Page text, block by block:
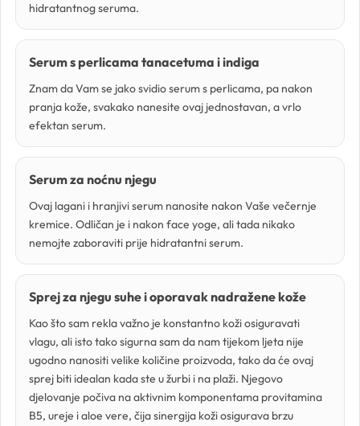
hidratantnog seruma.
Serum s perlicama tanacetuma i indiga
Znam da Vam se jako svidio serum s perlicama, pa nakon
pranja kože, svakako nanesite ovaj jednostavan, a vrlo
efektan serum.
Serum za noćnu njegu
Ovaj lagani i hranjivi serum nanosite nakon Vaše večernje
kremice. Odličan je i nakon face yoge, ali tada nikako
nemojte zaboraviti prije hidratantni serum.
Sprej za njegu suhe i oporavak nadražene kože
Kao što sam rekla važno je konstantno koži osiguravati
vlagu, ali isto tako sigurna sam da nam tijekom ljeta nije
ugodno nanositi velike količine proizvoda, tako da će ovaj
sprej biti idealan kada ste u žurbi i na plaži. Njegovo
djelovanje počiva na aktivnim komponentama provitamina
B5, ureje i aloe vere, čija sinergija koži osigurava brzu
Škrob
Soli
Solubilizatori
Surfaktanti
Trigliceridi
Voskovi